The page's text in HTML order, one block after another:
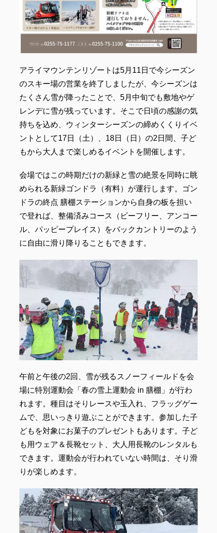
アライマウンテンリゾートは5月11日で今シーズン
のスキー場の営業を終了しましたが、今シーズンは
たくさん雪が降ったことで、5月中旬でも敷地やゲ
レンデに雪が残っています。そこで日頃の感謝の気
持ちを込め、ウィンターシーズンの締めくくりイベ
ントとして17日（土）、18日（日）の2日間、子ど
もから大人まで楽しめるイベントを開催します。
会場ではこの時期だけの新緑と雪の絶景を同時に眺
められる新緑ゴンドラ（有料）が運行します。ゴン
ドラの終点 膳棚ステーションから自身の板を担い
で登れば、整備済みコース（ビーフリー、アンコー
ル、パッピープレイス）をバックカントリーのよう
に自由に滑り降りることもできます。
午前と午後の2回、雪が残るスノーフィールドを会
場に特別運動会「春の雪上運動会 in 膳棚」が行わ
れます。種目はそりレースや玉入れ、フラッグゲー
ムで、思いっきり遊ぶことができます。参加した子
どもを対象にお菓子のプレゼントもあります。子ど
も用ウェア＆長靴セット、大人用長靴のレンタルも
できます。運動会が行われていない時間は、そり滑
りが楽しめます。